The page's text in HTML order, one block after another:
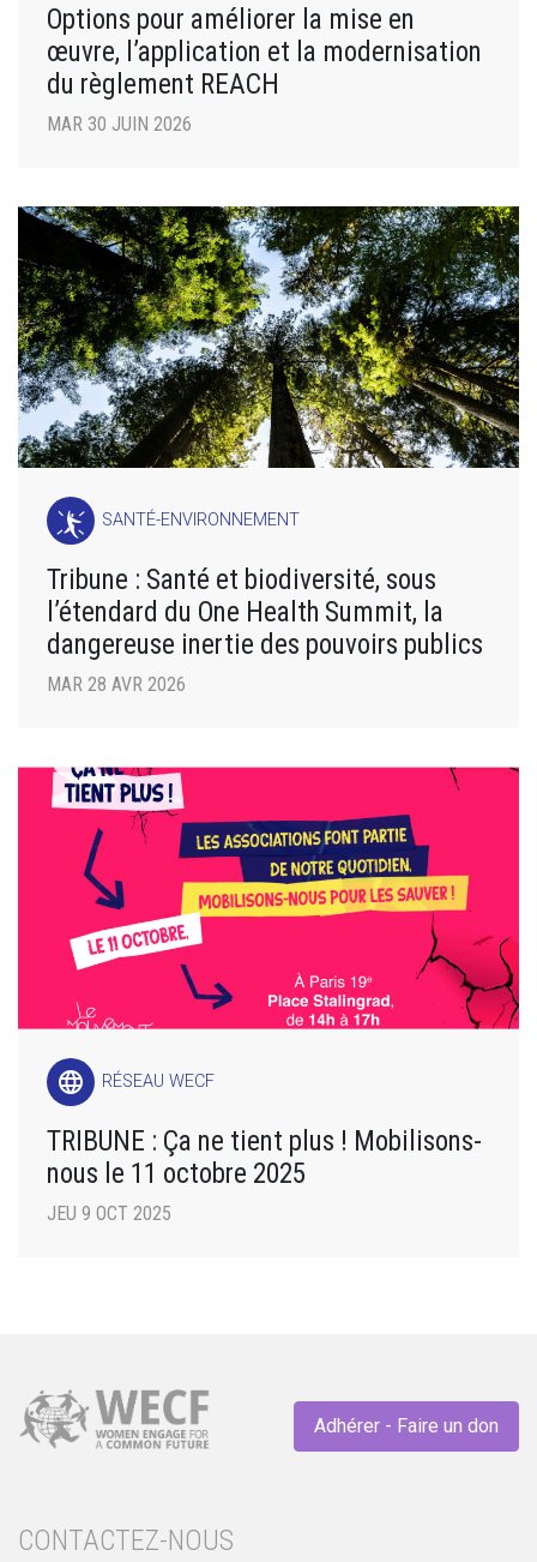
Options pour améliorer la mise en
œuvre, l’application et la modernisation
du règlement REACH
MAR 30 JUIN 2026
SANTÉ-ENVIRONNEMENT
Tribune : Santé et biodiversité, sous
l’étendard du One Health Summit, la
dangereuse inertie des pouvoirs publics
MAR 28 AVR 2026
language RÉSEAU WECF
TRIBUNE : Ça ne tient plus ! Mobilisons-
nous le 11 octobre 2025
JEU 9 OCT 2025
Adhérer - Faire un don
CONTACTEZ-NOUS